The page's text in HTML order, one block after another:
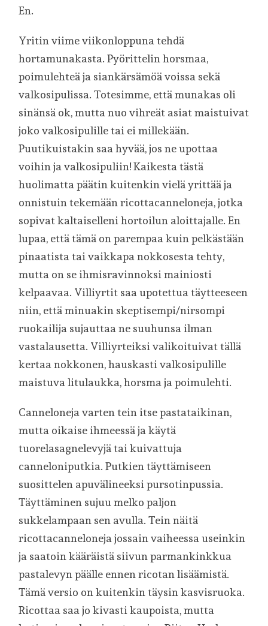
En.
Yritin viime viikonloppuna tehdä
hortamunakasta. Pyörittelin horsmaa,
poimulehteä ja siankärsämöä voissa sekä
valkosipulissa. Totesimme, että munakas oli
sinänsä ok, mutta nuo vihreät asiat maistuivat
joko valkosipulille tai ei millekään.
Puutikuistakin saa hyvää, jos ne upottaa
voihin ja valkosipuliin! Kaikesta tästä
huolimatta päätin kuitenkin vielä yrittää ja
onnistuin tekemään ricottacanneloneja, jotka
sopivat kaltaiselleni hortoilun aloittajalle. En
lupaa, että tämä on parempaa kuin pelkästään
pinaatista tai vaikkapa nokkosesta tehty,
mutta on se ihmisravinnoksi mainiosti
kelpaavaa. Villiyrtit saa upotettua täytteeseen
niin, että minuakin skeptisempi/nirsompi
ruokailija sujauttaa ne suuhunsa ilman
vastalausetta. Villiyrteiksi valikoituivat tällä
kertaa nokkonen, hauskasti valkosipulille
maistuva litulaukka, horsma ja poimulehti.
Canneloneja varten tein itse pastataikinan,
mutta oikaise ihmeessä ja käytä
tuorelasagnelevyjä tai kuivattuja
canneloniputkia. Putkien täyttämiseen
suosittelen apuvälineeksi pursotinpussia.
Täyttäminen sujuu melko paljon
sukkelampaan sen avulla. Tein näitä
ricottacanneloneja jossain vaiheessa useinkin
ja saatoin kääräistä siivun parmankinkkua
pastalevyn päälle ennen ricotan lisäämistä.
Tämä versio on kuitenkin täysin kasvisruoka.
Ricottaa saa jo kivasti kaupoista, mutta